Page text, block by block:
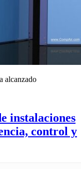
alcanzado
instalaciones
control y